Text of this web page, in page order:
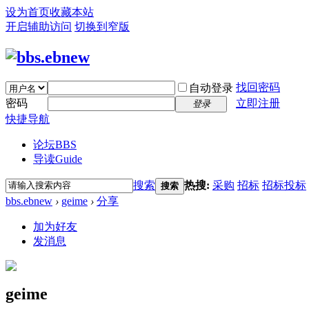
设为首页收藏本站
开启辅助访问 切换到窄版
自动登录 找回密码
密码
登录
立即注册
快捷导航
论坛BBS
导读Guide
搜索 搜索 热搜: 采购 招标 招标投标
bbs.ebnew › geime › 分享
加为好友
发消息
geime